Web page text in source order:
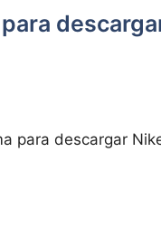
para descargar